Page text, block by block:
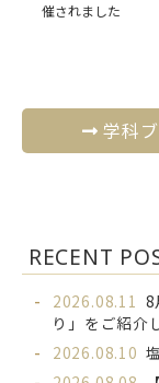
催されました
学科
RECENT
2026.08.11 8
り」をご紹介
2026.08.10